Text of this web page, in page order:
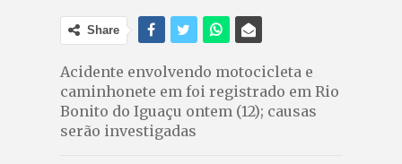
Share
Acidente envolvendo motocicleta e
caminhonete em foi registrado em Rio
Bonito do Iguaçu ontem (12); causas
serão investigadas